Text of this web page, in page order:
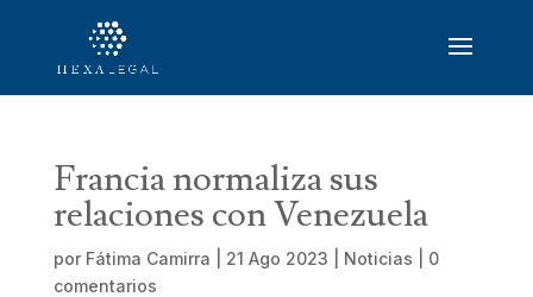
Francia normaliza sus
relaciones con Venezuela
por Fátima Camirra 21 Ago 2023 Noticias
0
comentarios